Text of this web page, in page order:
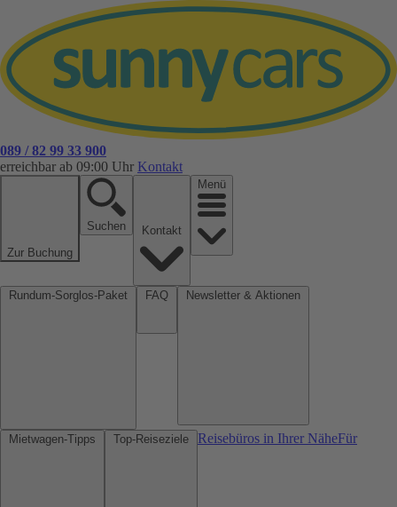
089 / 82 99 33 900
erreichbar ab 09:00 Uhr Kontakt
Zur Buchung
Suchen
Menü
Reisebüros in Ihrer NäheFür